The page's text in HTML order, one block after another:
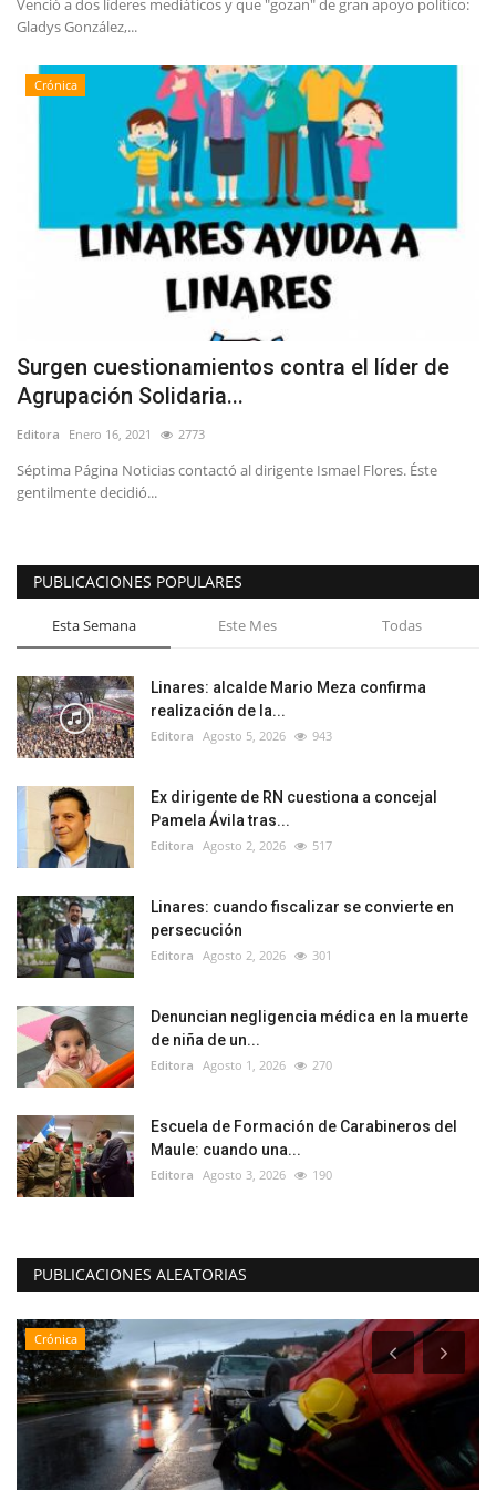
Venció a dos líderes mediáticos y que "gozan" de gran apoyo político:
Gladys González,...
Crónica
Surgen cuestionamientos contra el líder de
Agrupación Solidaria...
Editora Enero 16, 2021 2773
Séptima Página Noticias contactó al dirigente Ismael Flores. Éste
gentilmente decidió...
PUBLICACIONES POPULARES
Esta Semana Este Mes Todas
Linares: alcalde Mario Meza confirma
realización de la...
Editora Agosto 5, 2026 943
Ex dirigente de RN cuestiona a concejal
Pamela Ávila tras...
Editora Agosto 2, 2026 517
Linares: cuando fiscalizar se convierte en
persecución
Editora Agosto 2, 2026 301
Denuncian negligencia médica en la muerte
de niña de un...
Editora Agosto 1, 2026 270
Escuela de Formación de Carabineros del
Maule: cuando una...
Editora Agosto 3, 2026 190
PUBLICACIONES ALEATORIAS
Crónica